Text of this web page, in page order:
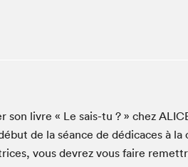
Le Salon dans ta classe
Liseur Public
Matinées scolaires
livre « Le sais-tu ? » chez
de la séance de dédi­caces à la
vous devrez vous faire